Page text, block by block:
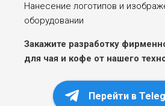
Нанесение логотипов и
оборудовании
Закажите разработку
для чая и кофе от нашего
Перейти в